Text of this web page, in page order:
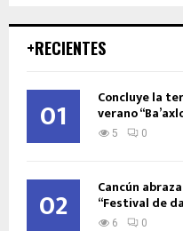
+RECIENTES
01 Concluye la
verano
5 0
02 Cancún
“Festival de
6 0